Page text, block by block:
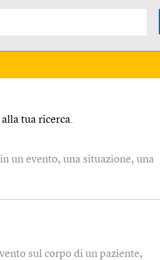
tua ricerca.
un evento, una situazione, una
sul corpo di un paziente,